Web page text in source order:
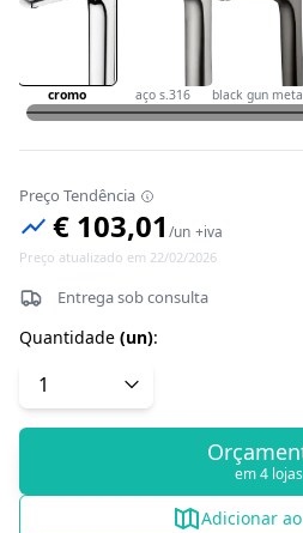
cromo aço s.316 black gun
Preço Tendência
€ 103,01 /un +iva
Preço atualizado em 22/02/2026
Entrega sob consulta
Quantidade (un):
em 4 lojas
Adicionar